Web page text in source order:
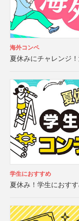
海外コンペ
夏休みにチャレンジ
学生におすすめ
夏休み！学生におす